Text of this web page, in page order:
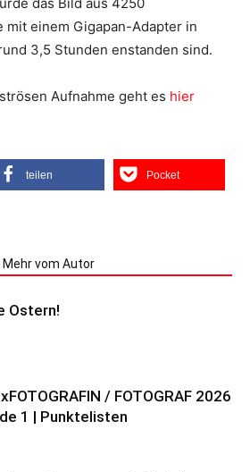
mit einem Gigapan-Adapter in
3,5 Stunden enstanden sind.
Aufnahme geht es hier
teilen Pocket
Mehr vom Autor
Ostern!
/ FOTOGRAF 2026
1 | Punktelisten